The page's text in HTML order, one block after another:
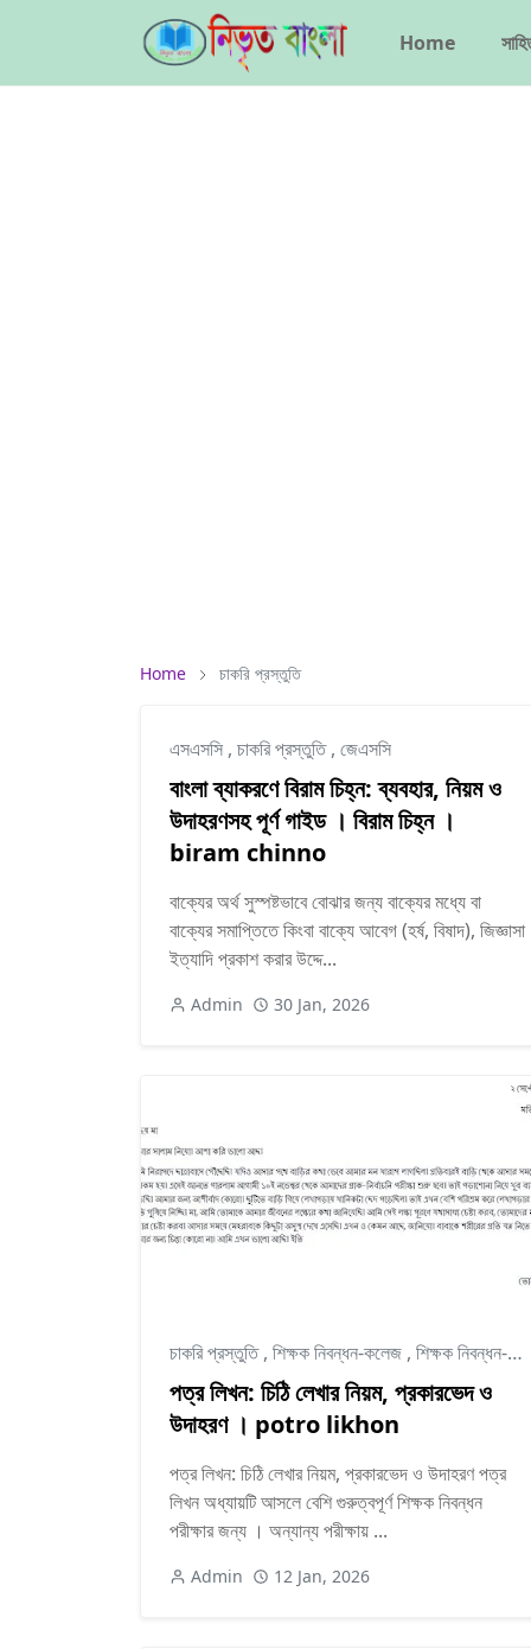
Home
Home চাকরি প্রস্তুতি
এসএসসি , চাকরি প্রস্তুতি, জেএসসি
বাংলা ব্যাকরণে বিরাম চিহ্ন: ব্যবহার, নিয়ম ও
উদাহরণসহ পূর্ণ গাইড । বিরাম চিহ্ন ।
biram chinno
বাক্যের অর্থ সুস্পষ্টভাবে বোঝার জন্য বাক্যের মধ্যে বা
বাক্যের সমাপ্তিতে কিংবা বাক্যে আবেগ (হর্ষ, বিষাদ), জিজ্ঞাসা
ইত্যাদি প্রকাশ করার উদ্দে...
Admin 30 Jan, 2026
চাকরি প্রস্তুতি, শিক্ষক নিবন্ধন-কলেজ , শিক্ষক নিবন্ধন-স্কুল
পত্র লিখন: চিঠি লেখার নিয়ম, প্রকারভেদ ও
উদাহরণ । potro likhon
পত্র লিখন: চিঠি লেখার নিয়ম, প্রকারভেদ ও উদাহরণ পত্র
লিখন অধ্যায়টি আসলে বেশি গুরুত্বপূর্ণ শিক্ষক নিবন্ধন
পরীক্ষার জন্য । অন্যান্য পরীক্ষায় ...
Admin 12 Jan, 2026